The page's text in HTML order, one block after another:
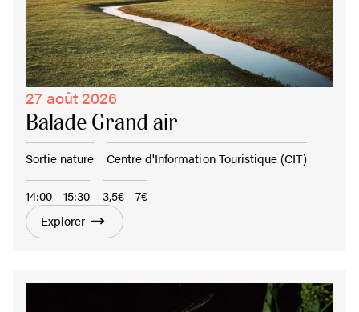
27 août 2026
Balade Grand air
Sortie nature Centre d'Information Touristique (CIT)
14:00 - 15:30
3,5€ - 7€
Explorer